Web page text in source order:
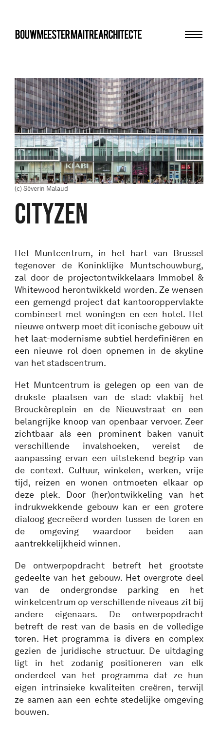
bma
(c) Séverin Malaud
CITYZEN
Het Muntcentrum, in het hart van Brussel
tegenover de Koninklijke Muntschouwburg,
zal door de projectontwikkelaars Immobel &
Whitewood herontwikkeld worden. Ze wensen
een gemengd project dat kantooroppervlakte
combineert met woningen en een hotel. Het
nieuwe ontwerp moet dit iconische gebouw uit
het laat-modernisme subtiel herdefiniëren en
een nieuwe rol doen opnemen in de skyline
van het stadscentrum.
Het Muntcentrum is gelegen op een van de
drukste plaatsen van de stad: vlakbij het
Brouckèreplein en de Nieuwstraat en een
belangrijke knoop van openbaar vervoer. Zeer
zichtbaar als een prominent baken vanuit
verschillende invalshoeken, vereist de
aanpassing ervan een uitstekend begrip van
de context. Cultuur, winkelen, werken, vrije
tijd, reizen en wonen ontmoeten elkaar op
deze plek. Door (her)ontwikkeling van het
indrukwekkende gebouw kan er een grotere
dialoog gecreëerd worden tussen de toren en
de omgeving waardoor beiden aan
aantrekkelijkheid winnen.
De ontwerpopdracht betreft het grootste
gedeelte van het gebouw. Het overgrote deel
van de ondergrondse parking en het
winkelcentrum op verschillende niveaus zit bij
andere eigenaars. De ontwerpopdracht
betreft de rest van de basis en de volledige
toren. Het programma is divers en complex
gezien de juridische structuur. De uitdaging
ligt in het zodanig positioneren van elk
onderdeel van het programma dat ze hun
eigen intrinsieke kwaliteiten creëren, terwijl
ze samen aan een echte stedelijke omgeving
bouwen.